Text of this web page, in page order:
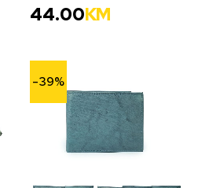
44.00KM
-39%